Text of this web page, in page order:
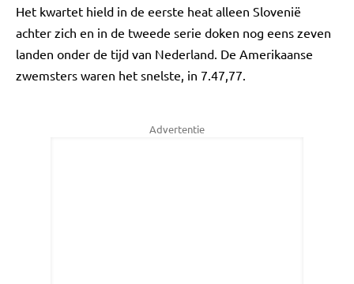
Het kwartet hield in de eerste heat alleen Slovenië
achter zich en in de tweede serie doken nog eens zeven
landen onder de tijd van Nederland. De Amerikaanse
zwemsters waren het snelste, in 7.47,77.
Advertentie